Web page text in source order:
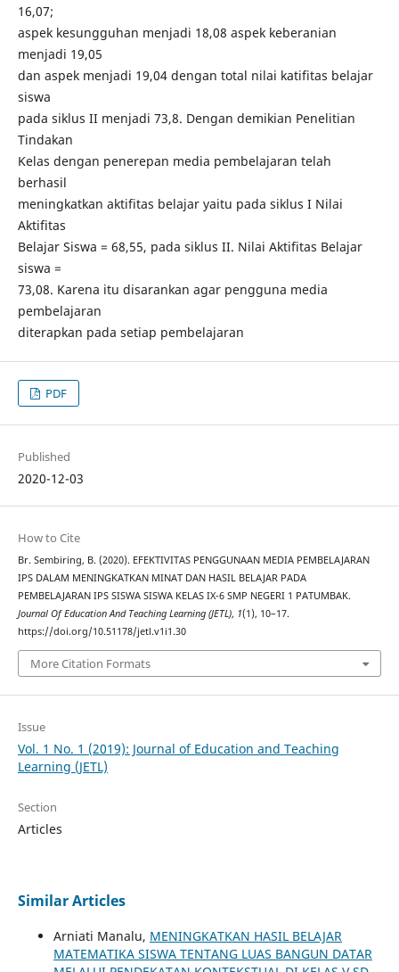
16,07;
aspek kesungguhan menjadi 18,08 aspek keberanian
menjadi 19,05
dan aspek menjadi 19,04 dengan total nilai katifitas belajar
siswa
pada siklus II menjadi 73,8. Dengan demikian Penelitian
Tindakan
Kelas dengan penerepan media pembelajaran telah
berhasil
meningkatkan aktifitas belajar yaitu pada siklus I Nilai
Aktifitas
Belajar Siswa = 68,55, pada siklus II. Nilai Aktifitas Belajar
siswa =
73,08. Karena itu disarankan agar pengguna media
pembelajaran
diterapkan pada setiap pembelajaran
PDF
Published
2020-12-03
How to Cite
Br. Sembiring, B. (2020). EFEKTIVITAS PENGGUNAAN MEDIA PEMBELAJARAN
IPS DALAM MENINGKATKAN MINAT DAN HASIL BELAJAR PADA
PEMBELAJARAN IPS SISWA SISWA KELAS IX-6 SMP NEGERI 1 PATUMBAK.
Journal Of Education And Teaching Learning (JETL), 1(1), 10–17.
https://doi.org/10.51178/jetl.v1i1.30
More Citation Formats
Issue
Vol. 1 No. 1 (2019): Journal of Education and Teaching
Learning (JETL)
Section
Articles
Similar Articles
Arniati Manalu, MENINGKATKAN HASIL BELAJAR
MATEMATIKA SISWA TENTANG LUAS BANGUN DATAR